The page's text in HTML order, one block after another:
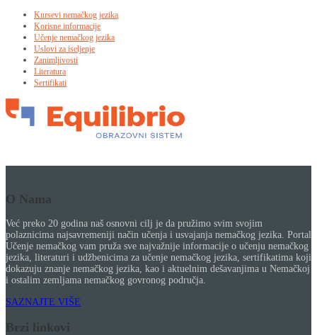
Kursevi nemačkog jezika
Korisne informacije
Učenje nemačkog jezika
Uslovi za iseljenje
Zanimljivosti
Literatura
Sertifikati
O Nama
Već preko 20 godina naš osnovni cilj je da pružimo svim svojim
polaznicima najsavremeniji način učenja i usvajanja nemačkog jezika. Portal
Učenje nemačkog vam pruža sve najvažnije informacije o učenju nemačkog
jezika, literaturi i udžbenicima za učenje nemačkog jezika, sertifikatima koji
dokazuju znanje nemačkog jezika, kao i aktuelnim dešavanjima u Nemačkoj
i ostalim zemljama nemačkog govronog područja.
SAZNAJTE VIŠE
Brzi linkovi